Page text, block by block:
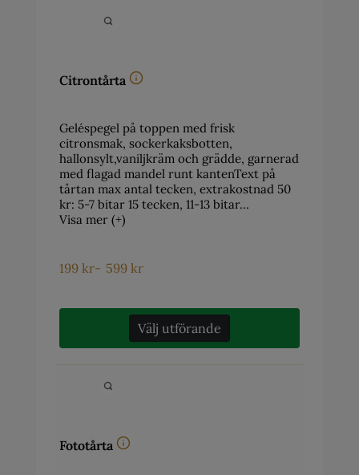
Citrontårta
Geléspegel på toppen med frisk
citronsmak, sockerkaksbotten,
hallonsylt,vaniljkräm och grädde, garnerad
med flagad mandel runt kantenText på
tårtan max antal tecken, extrakostnad 50
kr: 5-7 bitar 15 tecken, 11-13 bitar…
Visa mer (+)
199 kr- 599 kr
Välj utförande
Fototårta